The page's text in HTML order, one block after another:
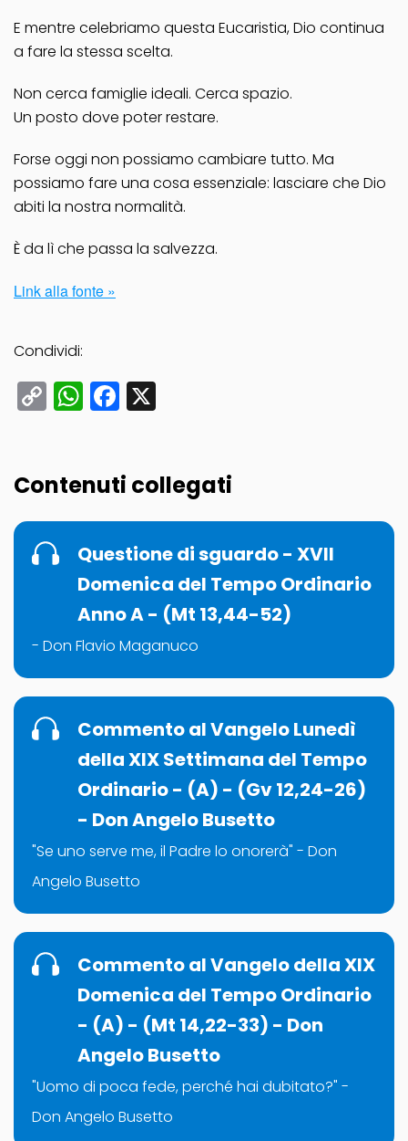
E mentre celebriamo questa Eucaristia, Dio continua
a fare la stessa scelta.
Non cerca famiglie ideali. Cerca spazio.
Un posto dove poter restare.
Forse oggi non possiamo cambiare tutto. Ma
possiamo fare una cosa essenziale: lasciare che Dio
abiti la nostra normalità.
È da lì che passa la salvezza.
Link alla fonte »
Condividi:
CopyWhatsApp
Facebook
Contenuti collegati
Questione di sguardo - XVII
Domenica del Tempo Ordinario
Anno A - (Mt 13,44-52)
- Don Flavio Maganuco
Commento al Vangelo Lunedì
della XIX Settimana del Tempo
Ordinario - (A) - (Gv 12,24-26)
- Don Angelo Busetto
"Se uno serve me, il Padre lo onorerà" - Don
Angelo Busetto
Commento al Vangelo della XIX
Domenica del Tempo Ordinario
- (A) - (Mt 14,22-33) - Don
Angelo Busetto
"Uomo di poca fede, perché hai dubitato?" -
Don Angelo Busetto